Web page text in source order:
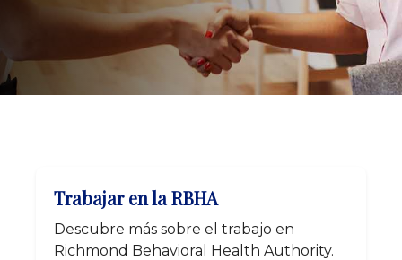
Trabajar en la RBHA
Descubre más sobre el trabajo en
Richmond Behavioral Health Authority.